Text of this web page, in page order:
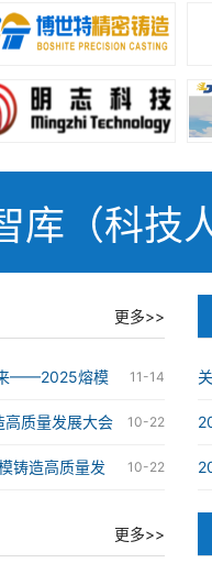
库（科技
更多>>
11-14
来——2025熔模
10-22
高质量发展大会
10-22
铸造高质量发
更多>>